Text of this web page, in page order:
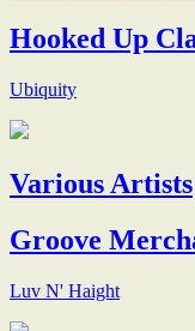
Hooked Up
Ubiquity
Various Artists
Groove
Luv N' Haight